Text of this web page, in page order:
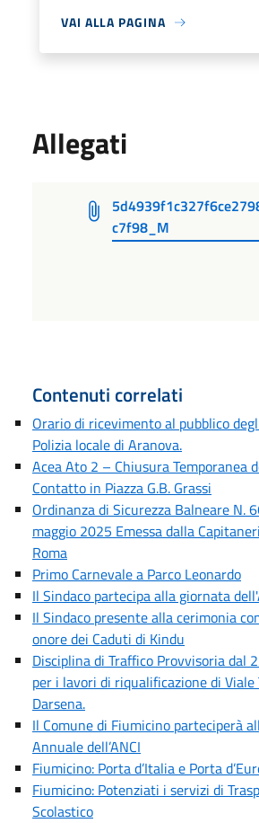
VAI ALLA PAGINA
Allegati
c7f98_M
Contenuti correlati
Orario di ricevimento al pubblico
Polizia locale di Aranova.
Acea Ato 2 – Chiusura Temporanea
Contatto in Piazza G.B. Grassi
Ordinanza di Sicurezza Balneare N.
maggio 2025 Emessa dalla
Roma
Primo Carnevale a Parco Leonardo
Il Sindaco partecipa alla giornata
Il Sindaco presente alla cerimonia
onore dei Caduti di Kindu
Disciplina di Traffico Provvisoria dal
per i lavori di riqualificazione di Viale
Darsena.
Il Comune di Fiumicino parteciperà
Annuale dell’ANCI
Fiumicino: Porta d’Italia e Porta
Fiumicino: Potenziati i servizi di
Scolastico